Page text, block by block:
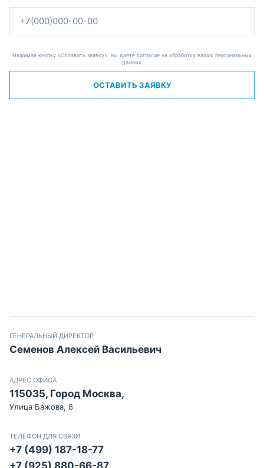
Нажимая кнопку «Оставить заявку», вы даёте согласие на обработку ваших персональных
данных.
ОСТАВИТЬ ЗАЯВКУ
ГЕНЕРАЛЬНЫЙ ДИРЕКТОР
Семенов Алексей Васильевич
АДРЕС ОФИСА
115035, Город Москва,
Улица Бажова, 8
ТЕЛЕФОН ДЛЯ СВЯЗИ
+7 (499) 187-18-77
+7 (925) 880-66-87